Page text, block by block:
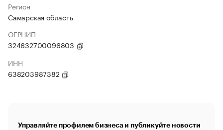
Регион
Самарская область
ОГРНИП
324632700096803
ИНН
638203987382
Управляйте профилем бизнеса и публикуйте новости